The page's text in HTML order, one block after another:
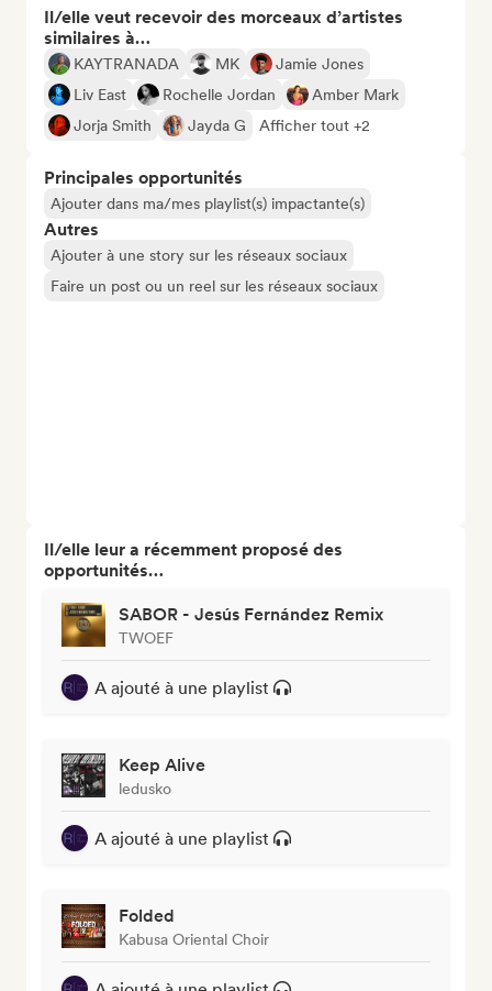
Il/elle veut recevoir des morceaux d’artistes
similaires à…
KAYTRANADA MK
Jamie Jones
Liv East
Rochelle Jordan
Amber Mark
Jorja Smith
Jayda G Afficher tout +2
Principales opportunités
Ajouter dans ma/mes playlist(s) impactante(s)
Autres
Ajouter à une story sur les réseaux sociaux
Faire un post ou un reel sur les réseaux sociaux
Il/elle leur a récemment proposé des
opportunités…
SABOR - Jesús Fernández Remix
TWOEF
A ajouté à une playlist
Keep Alive
ledusko
A ajouté à une playlist
Folded
Kabusa Oriental Choir